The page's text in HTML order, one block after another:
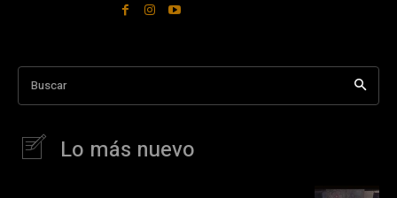
Buscar
Lo más nuevo